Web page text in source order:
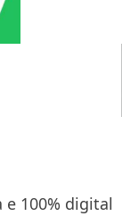
e 100% digital